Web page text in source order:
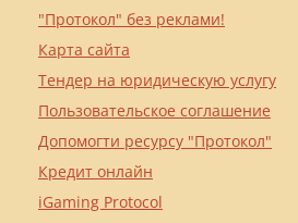
"Протокол" без реклами!
Карта сайта
Тендер на юридическую услугу
Пользовательское соглашение
Допомогти ресурсу "Протокол"
Кредит онлайн
iGaming Protocol